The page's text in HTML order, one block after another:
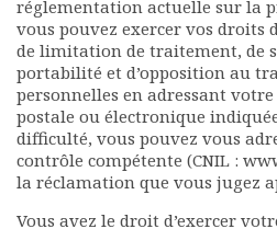
réglementation actuelle sur la
vous pouvez exercer vos droits
de limitation de traitement, de
portabilité et d’opposition au
personnelles en adressant votre
postale ou électronique
difficulté, vous pouvez vous
contrôle compétente (CNIL :
la réclamation que vous jugez
Vous avez le droit d’exercer